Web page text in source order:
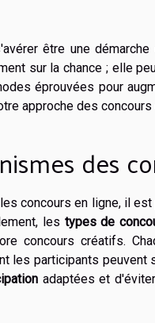
être une
sur la chance ; elle
éprouvées pour
approche des
des
concours en ligne, il
les types de
concours créatifs.
les participants peuvent
adaptées et